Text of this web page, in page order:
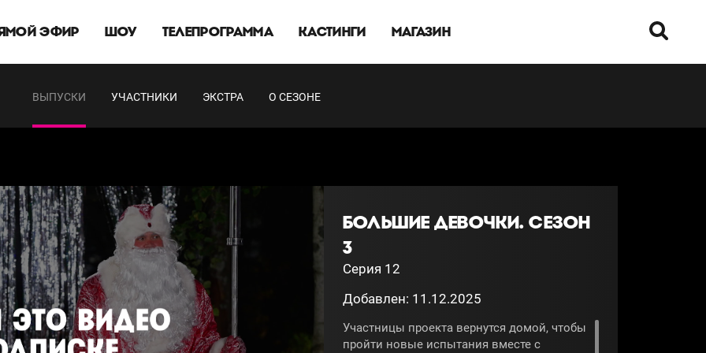
ЭФИР ШОУ ТЕЛЕПРОГРАММА КАСТИНГИ МАГАЗИН
ВЫПУСКИ УЧАСТНИКИ ЭКСТРА О СЕЗОНЕ
БОЛЬШИЕ ДЕВОЧКИ. СЕЗОН
3
Серия 12
Добавлен: 11.12.2025
Участницы проекта вернутся домой, чтобы
пройти новые испытания вместе с